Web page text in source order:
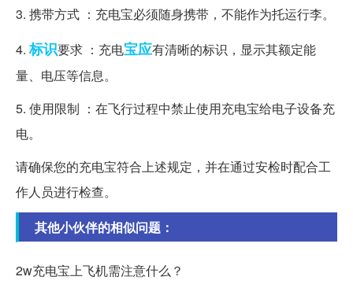
3. 携带方式 ：充电宝必须随身携带，不能作为托运行李。
4.标识要求 ：充电宝应有清晰的标识，显示其额定能
量、电压等信息。
5. 使用限制 ：在飞行过程中禁止使用充电宝给电子设备充
电。
请确保您的充电宝符合上述规定，并在通过安检时配合工
作人员进行检查。
其他小伙伴的相似问题：
2w充电宝上飞机需注意什么？